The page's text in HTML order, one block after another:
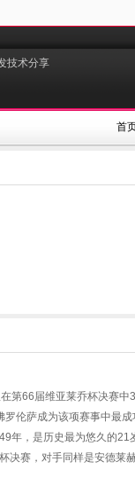
技术分享
首
第66届维亚莱乔杯决赛
伦萨成为该项赛事中最
年，是历史最为悠久的
决赛，对手同样是安德莱